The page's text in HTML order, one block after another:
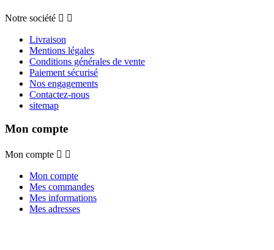
Notre société  
Livraison
Mentions légales
Conditions générales de vente
Paiement sécurisé
Nos engagements
Contactez-nous
sitemap
Mon compte
Mon compte  
Mon compte
Mes commandes
Mes informations
Mes adresses